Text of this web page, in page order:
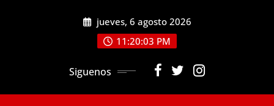
jueves, 6 agosto 2026
11:20:05 PM
Siguenos